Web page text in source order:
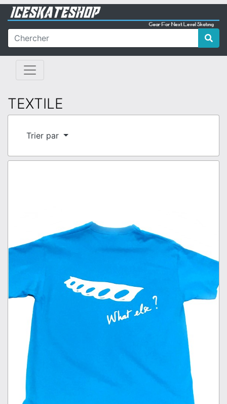
TEXTILE
Trier par